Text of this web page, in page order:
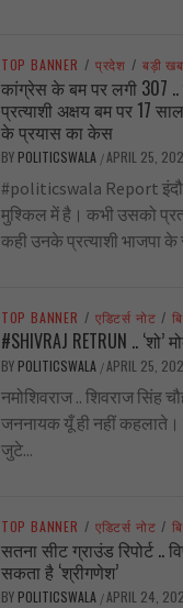
TOP BANNER / प्रदेश / बड़ी
कांग्रेस के बम पर लगी 307
प्रत्याशी अक्षय बम पर 17
के प्रयास का केस
BY POLITICSWALA /APRIL 25,
#politicswala Report
मुश्किल में है। कभी उसको
कही उनके प्रत्याशी भाजपा के
TOP BANNER / एडिटर्स नोट /
#SHIVRAJ RETRUN .. ‘शो’
BY POLITICSWALA /APRIL 25,
नमोशिवराज .. शिवराज सिंह
जननायक यूँ ही नहीं
जुटे...
TOP BANNER / एडिटर्स नोट /
सतना सीट ग्राउंड रिपोर्ट ..
सकता है ‘श्रीगणेश’
BY POLITICSWALA /APRIL 24,